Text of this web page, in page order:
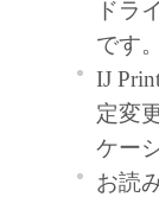
ドラ
です。
IJ
定変
ケー
お読